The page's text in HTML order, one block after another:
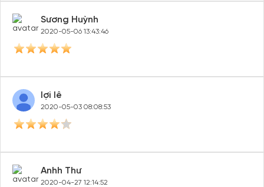
Sương Huỳnh
2020-05-06 13:43:46
lợi lê
2020-05-03 08:08:53
Anhh Thư
2020-04-27 12:14:52